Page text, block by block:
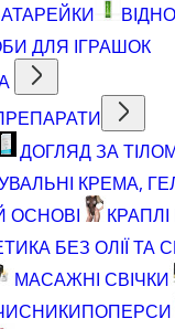
ДЛЯ ІГРАШОК
ДОГЛЯД ЗА
КРЕМА,
ОСНОВІ
БЕЗ ОЛІЇ ТА
МАСАЖНІ СВІЧКИ
ПОПЕРСИ